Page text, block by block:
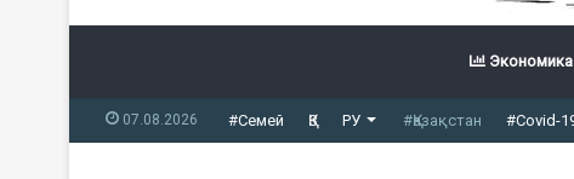
Экономика
07.08.2026 #Семей ҚЗ РУ #Қазақстан #Covid-